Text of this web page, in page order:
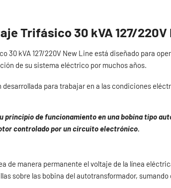
Trifásico 30 kVA 127/220V
30 kVA 127/220V New Line está diseñado para
de su sistema eléctrico por muchos años.
para trabajar en a las condiciones
principio de funcionamiento en una bobina tipo
controlado por un circuito electrónico.
de manera permanente el voltaje de la línea
sobre las bobina del autotransformador,